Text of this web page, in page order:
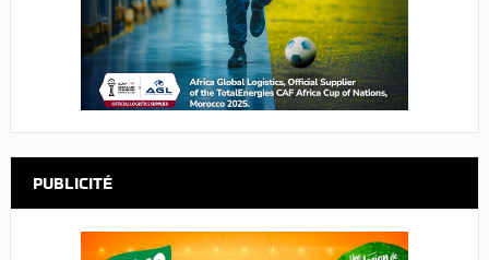
PUBLICITÉ